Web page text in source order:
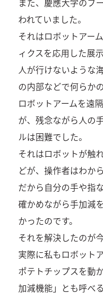
われていました。
それはロボットアー
ィクスを応用した展示
人が行けないような
の内部などで何らか
ロボットアームを遠
が、残念ながら人の
ルは困難でした。
それはロボットが触
どが、操作者はわか
だから自分の手や指
確かめながら手加減
かったのです。
それを解決したのが
実際に私もロボット
ポテトチップスを動
加減機能」とも呼べ